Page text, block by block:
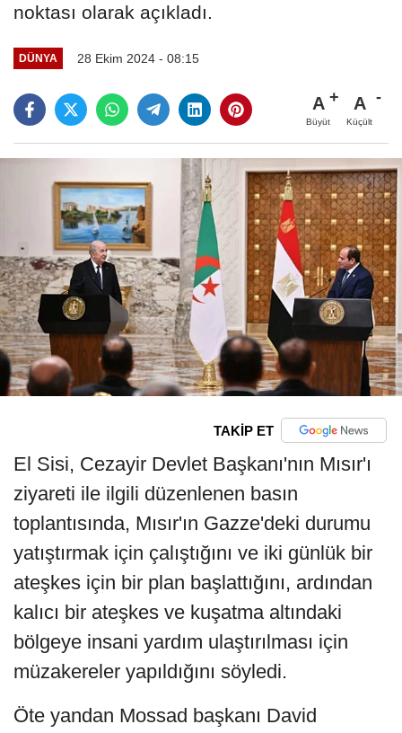
​​noktası olarak açıkladı.
DÜNYA 28 Ekim 2024 - 08:15
A
Büyüt
A
Küçült
TAKİP ET
El Sisi, Cezayir Devlet Başkanı'nın Mısır'ı
ziyareti ile ilgili düzenlenen basın
toplantısında, Mısır'ın Gazze'deki durumu
yatıştırmak için çalıştığını ve iki günlük bir
ateşkes için bir plan başlattığını, ardından
kalıcı bir ateşkes ve kuşatma altındaki
bölgeye insani yardım ulaştırılması için
müzakereler yapıldığını söyledi.
Öte yandan Mossad başkanı David